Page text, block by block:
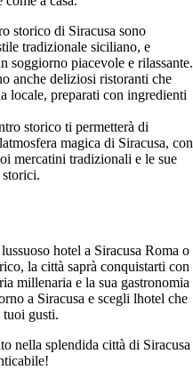
storico di Siracusa sono
tradizionale siciliano, e
soggiorno piacevole e rilassante.
anche deliziosi ristoranti che
locale, preparati con ingredienti
storico ti permetterà di
magica di Siracusa, con
mercatini tradizionali e le sue
storici.
hotel a Siracusa Roma o
la città saprà conquistarti con
millenaria e la sua gastronomia
a Siracusa e scegli lhotel che
tuoi gusti.
nella splendida città di Siracusa